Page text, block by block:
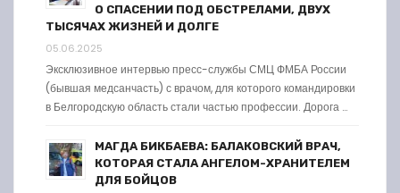
О СПАСЕНИИ ПОД ОБСТРЕЛАМИ, ДВУХ
ТЫСЯЧАХ ЖИЗНЕЙ И ДОЛГЕ
05.06.2025
Эксклюзивное интервью пресс-службы СМЦ ФМБА России
(бывшая медсанчасть) с врачом, для которого командировки
в Белгородскую область стали частью профессии. Дорога …
МАГДА БИКБАЕВА: БАЛАКОВСКИЙ ВРАЧ,
КОТОРАЯ СТАЛА АНГЕЛОМ-ХРАНИТЕЛЕМ
ДЛЯ БОЙЦОВ